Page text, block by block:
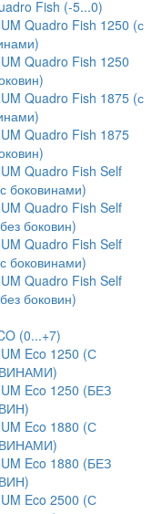
Fish (-5...0)
Quadro Fish 1250 (с
Quadro Fish 1250
Quadro Fish 1875 (с
Quadro Fish 1875
Quadro Fish Self
боковинами)
Quadro Fish Self
боковин)
Quadro Fish Self
боковинами)
Quadro Fish Self
боковин)
(0...+7)
Eco 1250 (С
Eco 1250 (БЕЗ
Eco 1880 (С
Eco 1880 (БЕЗ
Eco 2500 (С